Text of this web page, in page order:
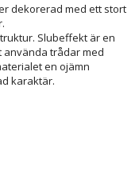
dekorerad med ett stort
Slubeffekt är en
använda trådar med
en ojämn
karaktär.